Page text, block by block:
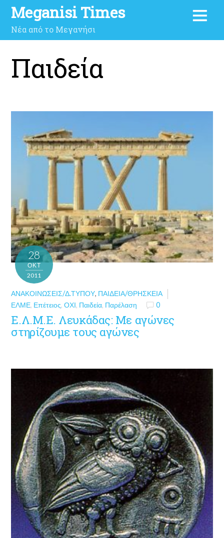
Meganisi Times
Νέα από το Μεγανήσι
Παιδεία
28
ΟΚΤ
2011
ΑΝΑΚΟΙΝΏΣΕΙΣ/Δ.ΤΎΠΟΥ, ΠΑΙΔΕΊΑ/ΘΡΗΣΚΕΊΑ
ΕΛΜΕ, Επέτειος,ΟΧΙ, Παιδεία, Παρέλαση 0
Ε.Λ.Μ.Ε. Λευκάδας: Με αγώνες
στηρίζουμε τους αγώνες